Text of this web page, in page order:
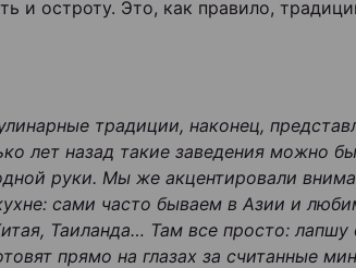
и остроту. Это, как правило,
традиции, наконец,
лет назад такие заведения можно
руки. Мы же акцентировали
сами часто бываем в Азии и
Таиланда… Там все просто: лапшу
прямо на глазах за считанные